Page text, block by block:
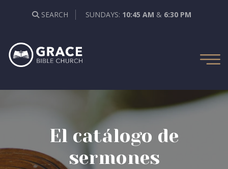
SEARCH SUNDAYS: 10:45 AM & 6:30 PM
El catálogo de
sermones